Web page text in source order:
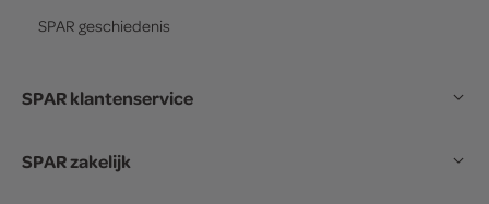
SPAR geschiedenis
SPAR klantenservice
SPAR zakelijk